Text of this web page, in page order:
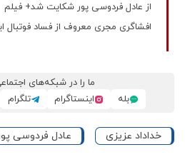
از عادل فردوسی پور شکایت شد+ فیلم
افشاگری مجری معروف از فساد فوتبال
ما را در شبکه‌های
بله
اینستاگرام تلگرام
خداداد عزیزی عادل فردوسی